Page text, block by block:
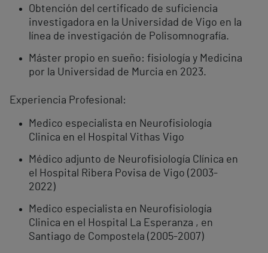
Obtención del certificado de suficiencia
investigadora en la Universidad de Vigo en la
línea de investigación de Polisomnografía.
Máster propio en sueño: fisiología y Medicina
por la Universidad de Murcia en 2023.
Experiencia Profesional:
Medico especialista en Neurofisiología
Clinica en el Hospital Vithas Vigo
Médico adjunto de Neurofisiología Clínica en
el Hospital Ribera Povisa de Vigo (2003-
2022)
Medico especialista en Neurofisiología
Clinica en el Hospital La Esperanza , en
Santiago de Compostela (2005-2007)